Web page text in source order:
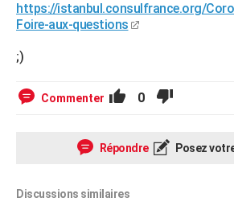
https://istanbul.consulfrance.org/
Foire-aux-questions
;)
Commenter 0
Répondre Posez
Discussions similaires